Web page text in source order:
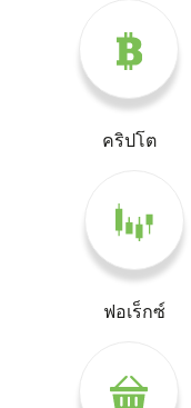
คริปโต
ฟอเร็กซ์